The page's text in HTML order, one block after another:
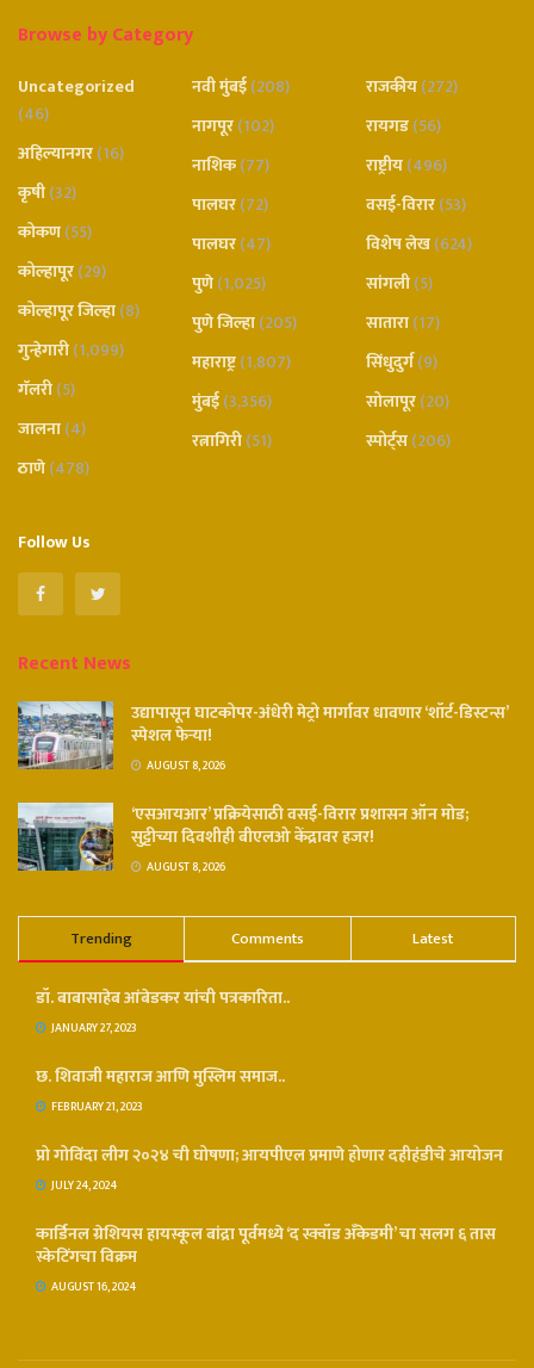
Browse by Category
Uncategorized
(46)
अहिल्यानगर(16)
कृषी(32)
कोकण(55)
कोल्हापूर(29)
कोल्हापूर जिल्हा(8)
गुन्हेगारी(1,099)
गॅलरी(5)
जालना(4)
ठाणे(478)
नवी मुंबई(208)
नागपूर(102)
नाशिक(77)
पालघर(72)
पालघर(47)
पुणे(1,025)
पुणे जिल्हा(205)
महाराष्ट्र(1,807)
मुंबई(3,356)
रत्नागिरी(51)
राजकीय(272)
रायगड(56)
राष्ट्रीय(496)
वसई-विरार(53)
विशेष लेख(624)
सांगली(5)
सातारा(17)
सिंधुदुर्ग(9)
सोलापूर(20)
स्पोर्ट्स(206)
Follow Us
Recent News
उद्यापासून घाटकोपर-अंधेरी मेट्रो मार्गावर धावणार ‘शॉर्ट-डिस्टन्स’
स्पेशल फेऱ्या!
AUGUST 8, 2026
‘एसआयआर’ प्रक्रियेसाठी वसई-विरार प्रशासन ऑन मोड;
सुट्टीच्या दिवशीही बीएलओ केंद्रावर हजर!
AUGUST 8, 2026
Trending Comments Latest
डॉ. बाबासाहेब आंबेडकर यांची पत्रकारिता..
JANUARY 27, 2023
छ. शिवाजी महाराज आणि मुस्लिम समाज..
FEBRUARY 21, 2023
प्रो गोविंदा लीग २०२४ ची घोषणा; आयपीएल प्रमाणे होणार दहीहंडीचे आयोजन
JULY 24, 2024
कार्डिनल ग्रेशियस हायस्कूल बांद्रा पूर्वमध्ये ‘द स्क्वॉड अँकेडमी’ चा सलग ६ तास
स्केटिंगचा विक्रम
AUGUST 16, 2024